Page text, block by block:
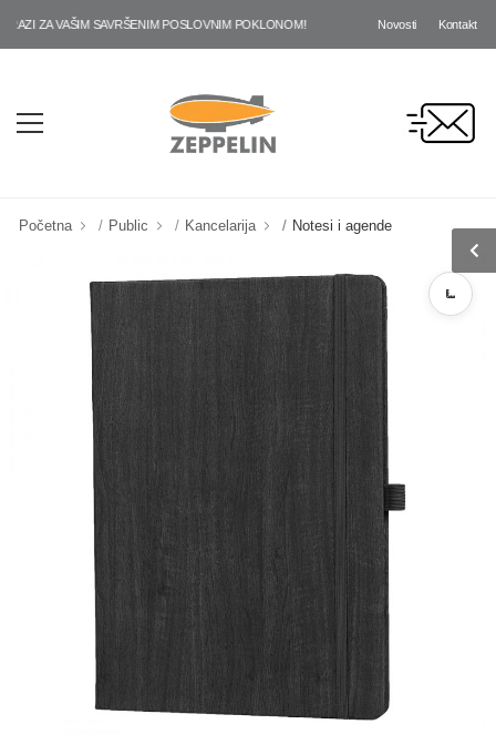
VAŠIM SAVRŠENIM POSLOVNIM POKLONOM! Novosti Kontakt
Početna Public Kancelarija Notesi i agende